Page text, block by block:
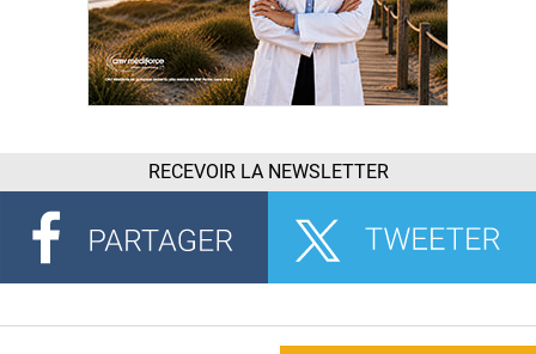
RECEVOIR LA NEWSLETTER